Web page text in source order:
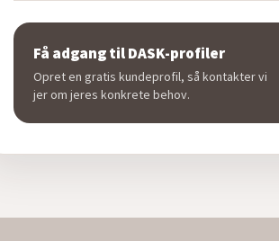
Få adgang til DASK-profiler
Opret en gratis kundeprofil, så kontakter vi
jer om jeres konkrete behov.